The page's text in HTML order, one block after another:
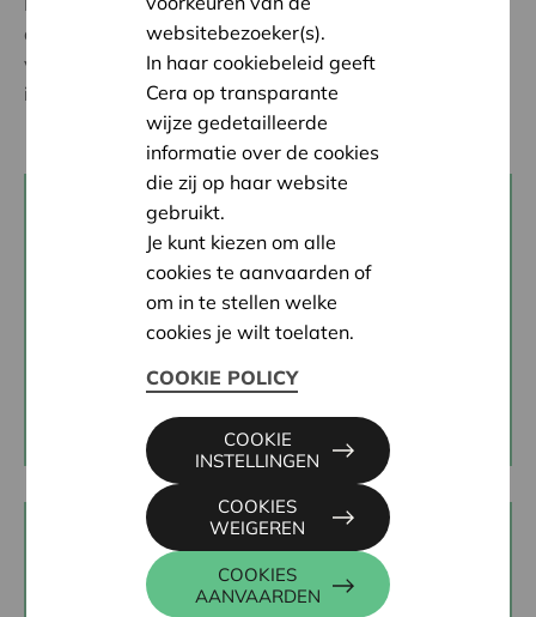
aandelen? Dan geniet je, door je te registreren, van de
voordelen van Cera. Je ontvangt dan bij het begin van
iedere maand het e-zine van Cera in je mailbox.
Ben je al vennoot?
Meld je aan met je gebruikersnaam en paswoord
op onze website via ‘Mijn Cera’ of creëer een
gebruikersprofiel op onze website.
SCHRIJF JE
Ben je nog geen vennoot?
Schrijf je dan in voor de nieuwsbrief voor niet-
websitebezoeker(s).
In haar cookiebeleid geeft
Cera op transparante
wijze gedetailleerde
informatie over de cookies
die zij op haar website
gebruikt.
Je kunt kiezen om alle
cookies te aanvaarden of
om in te stellen welke
cookies je wilt toelaten.
COOKIE POLICY
COOKIES
AANVAARDEN
COOKIES
WEIGEREN
COOKIE
INSTELLINGEN